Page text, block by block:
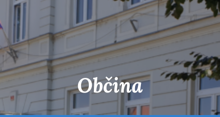
Občina